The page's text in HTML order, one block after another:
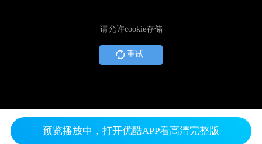
请允许cookie存储
重试
预览播放中，打开优酷APP看高清完整版